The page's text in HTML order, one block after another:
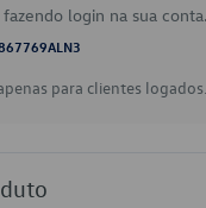
login na sua conta.
para clientes logados.